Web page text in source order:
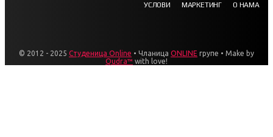
УСЛОВИ МАРКЕТИНГ О НАМА
© 2012 - 2025 Студеница Online • Чланица ONLINE групе • Make by
Qudra™ with love!